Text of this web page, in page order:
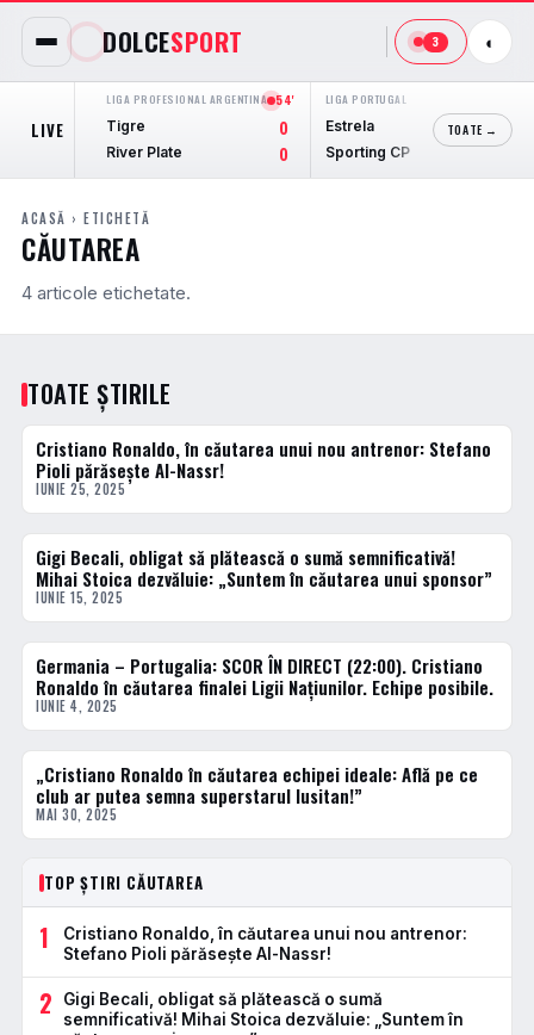
DOLCESPORT 3 ◐
LIVE
LIGA PROFESIONAL ARGENTINA 54'
Tigre
0
River Plate 0
LIGA PORTUGAL
Estrela
2
Sporting CP
TOATE →
ACASĂ › ETICHETĂ
CĂUTAREA
4 articole etichetate.
TOATE ȘTIRILE
FOTBAL EXTERN
Cristiano Ronaldo, în căutarea unui nou antrenor: Stefano
Pioli părăsește Al-Nassr!
IUNIE 25, 2025
ACTUALE
Gigi Becali, obligat să plătească o sumă semnificativă!
Mihai Stoica dezvăluie: „Suntem în căutarea unui sponsor”
IUNIE 15, 2025
FOTBAL EXTERN
Germania – Portugalia: SCOR ÎN DIRECT (22:00). Cristiano
Ronaldo în căutarea finalei Ligii Națiunilor. Echipe posibile.
IUNIE 4, 2025
FOTBAL EXTERN
„Cristiano Ronaldo în căutarea echipei ideale: Află pe ce
club ar putea semna superstarul lusitan!”
MAI 30, 2025
TOP ȘTIRI CĂUTAREA
1
Cristiano Ronaldo, în căutarea unui nou antrenor:
Stefano Pioli părăsește Al-Nassr!
2
Gigi Becali, obligat să plătească o sumă
semnificativă! Mihai Stoica dezvăluie: „Suntem în